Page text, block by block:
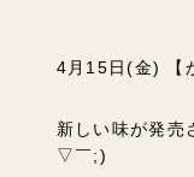
4月15日(金) 【
新しい味が発売
▽￣;)